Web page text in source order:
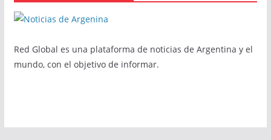
Red Global es una plataforma de noticias de Argentina y el
mundo, con el objetivo de informar.